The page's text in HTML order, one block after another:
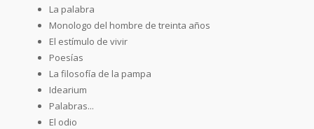
La palabra
Monologo del hombre de treinta años
El estímulo de vivir
Poesías
La filosofía de la pampa
Idearium
Palabras...
El odio